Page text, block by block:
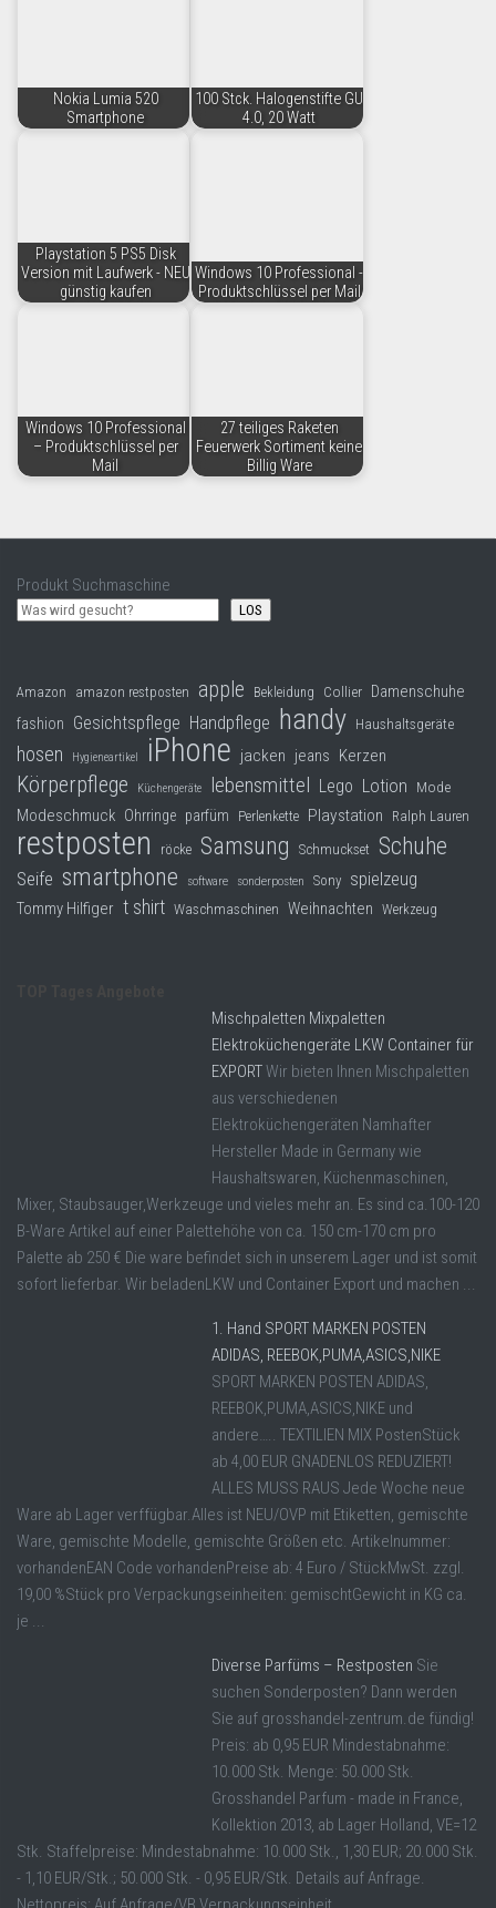
Nokia Lumia 520
Smartphone
100 Stck. Halogenstifte GU
4.0, 20 Watt
Playstation 5 PS5 Disk
Version mit Laufwerk - NEU
günstig kaufen
Windows 10 Professional -
Produktschlüssel per Mail
Windows 10 Professional
– Produktschlüssel per
Mail
27 teiliges Raketen
Feuerwerk Sortiment keine
Billig Ware
Produkt Suchmaschine
LOS
Amazon amazon restposten apple Bekleidung Collier Damenschuhe
fashion Gesichtspflege Handpflege handy Haushaltsgeräte
hosen Hygieneartikel iPhone jacken jeans Kerzen
Körperpflege Küchengeräte lebensmittel Lego Lotion Mode
Modeschmuck Ohrringe parfüm Perlenkette Playstation Ralph Lauren
restposten röcke Samsung Schmuckset Schuhe
Seife smartphone software sonderposten Sony spielzeug
Tommy Hilfiger t shirt Waschmaschinen Weihnachten Werkzeug
Mischpaletten Mixpaletten
Elektroküchengeräte LKW Container für
EXPORTWir bieten Ihnen Mischpaletten
aus verschiedenen
Elektroküchengeräten Namhafter
Hersteller Made in Germany wie
Haushaltswaren, Küchenmaschinen,
Mixer, Staubsauger,Werkzeuge und vieles mehr an. Es sind ca.100-120
B-Ware Artikel auf einer Palettehöhe von ca. 150 cm-170 cm pro
Palette ab 250 € Die ware befindet sich in unserem Lager und ist somit
sofort lieferbar. Wir beladenLKW und Container Export und machen ...
1. Hand SPORT MARKEN POSTEN
ADIDAS, REEBOK,PUMA,ASICS,NIKE
SPORT MARKEN POSTEN ADIDAS,
REEBOK,PUMA,ASICS,NIKE und
andere….. TEXTILIEN MIX PostenStück
ab 4,00 EUR GNADENLOS REDUZIERT!
ALLES MUSS RAUS Jede Woche neue
Ware ab Lager verffügbar.Alles ist NEU/OVP mit Etiketten, gemischte
Ware, gemischte Modelle, gemischte Größen etc. Artikelnummer:
vorhandenEAN Code vorhandenPreise ab: 4 Euro / StückMwSt. zzgl.
19,00 %Stück pro Verpackungseinheiten: gemischtGewicht in KG ca.
je ...
Diverse Parfüms – Restposten Sie
suchen Sonderposten? Dann werden
Sie auf grosshandel-zentrum.de fündig!
Preis: ab 0,95 EUR Mindestabnahme:
10.000 Stk. Menge: 50.000 Stk.
Grosshandel Parfum - made in France,
Kollektion 2013, ab Lager Holland, VE=12
Stk. Staffelpreise: Mindestabnahme: 10.000 Stk., 1,30 EUR; 20.000 Stk.
- 1,10 EUR/Stk.; 50.000 Stk. - 0,95 EUR/Stk. Details auf Anfrage.